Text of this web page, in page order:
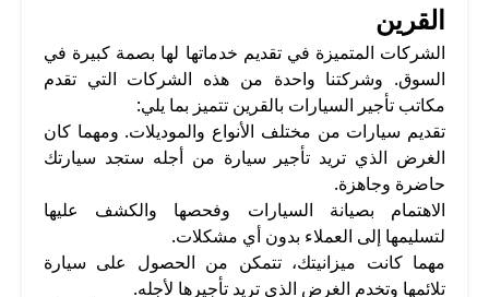
القرين
الشركات المتميزة في تقديم خدماتها لها بصمة كبيرة في
السوق. وشركتنا واحدة من هذه الشركات التي تقدم
مكاتب تأجير السيارات بالقرين تتميز بما يلي:
تقديم سيارات من مختلف الأنواع والموديلات. ومهما كان
الغرض الذي تريد تأجير سيارة من أجله ستجد سيارتك
حاضرة وجاهزة.
الاهتمام بصيانة السيارات وفحصها والكشف عليها
لتسليمها إلى العملاء بدون أي مشكلات.
مهما كانت ميزانيتك، تتمكن من الحصول على سيارة
تلائمها وتخدم الغرض الذي تريد تأجيرها لأجله.